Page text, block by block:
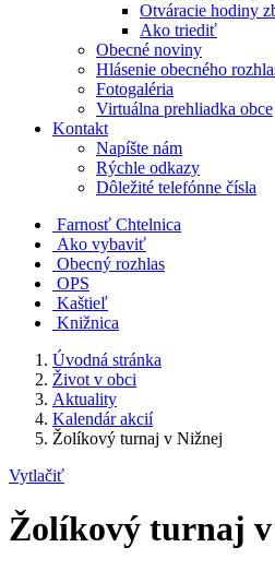
Otváracie hodiny
Ako triediť
Obecné noviny
Hlásenie obecného
Fotogaléria
Virtuálna prehliadka obce
Kontakt
Napíšte nám
Rýchle odkazy
Dôležité telefónne čísla
Farnosť Chtelnica
Ako vybaviť
Obecný rozhlas
OPS
Kaštieľ
Knižnica
Úvodná stránka
Život v obci
Aktuality
Kalendár akcií
Žolíkový turnaj v Nižnej
Vytlačiť
Žolíkový turnaj